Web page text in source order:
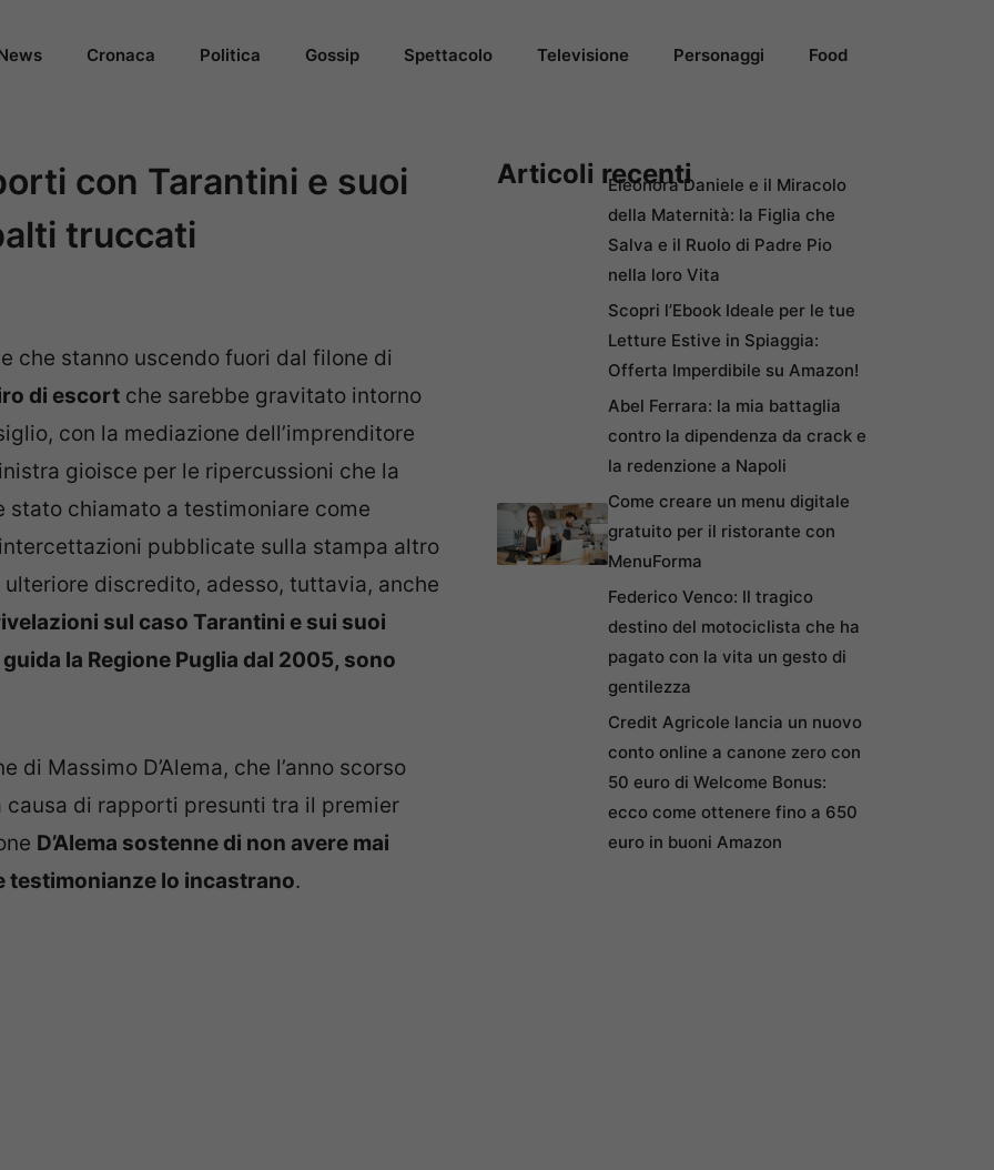
Cronaca Politica Gossip Spettacolo Televisione Personaggi Food
con Tarantini e suoi
truccati
che stanno uscendo fuori dal filone di
di escort che sarebbe gravitato intorno
con la mediazione dell’imprenditore
gioisce per le ripercussioni che la
stato chiamato a testimoniare come
pubblicate sulla stampa altro
discredito, adesso, tuttavia, anche
sul caso Tarantini e sui suoi
la Regione Puglia dal 2005, sono
Massimo D’Alema, che l’anno scorso
causa di rapporti presunti tra il premier
D’Alema sostenne di non avere mai
testimonianze lo incastrano.
Articoli recentiEleonora Daniele e il Miracolo
della Maternità: la Figlia che
Salva e il Ruolo di Padre Pio
nella loro Vita
Scopri l’Ebook Ideale per le tue
Letture Estive in Spiaggia:
Offerta Imperdibile su Amazon!
Abel Ferrara: la mia battaglia
contro la dipendenza da crack e
la redenzione a Napoli
Come creare un menu digitale
gratuito per il ristorante con
MenuForma
Federico Venco: Il tragico
destino del motociclista che ha
pagato con la vita un gesto di
gentilezza
Credit Agricole lancia un nuovo
conto online a canone zero con
50 euro di Welcome Bonus:
ecco come ottenere fino a 650
euro in buoni Amazon